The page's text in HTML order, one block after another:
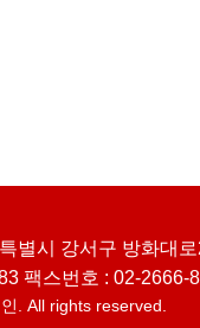
별시 강서구 방화대
팩스번호 : 02-2666-
. All rights reserved.